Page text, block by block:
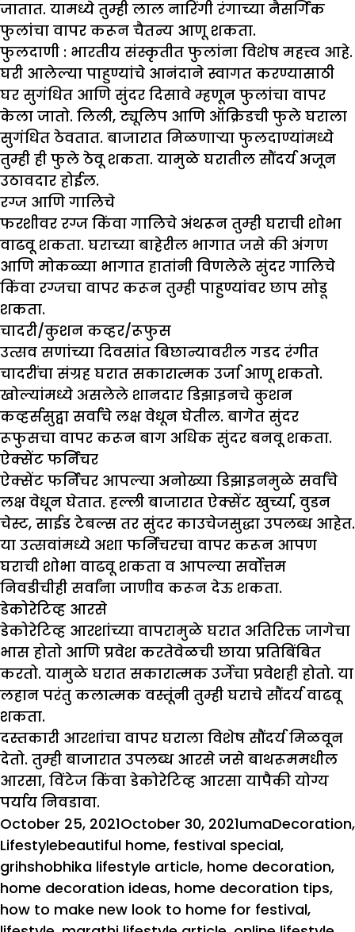
जातात. यामध्ये तुम्ही लाल नारिंगी रंगाच्या नैसर्गिक
फुलांचा वापर करून चैतन्य आणू शकता.
फुलदाणी : भारतीय संस्कृतीत फुलांना विशेष महत्त्व आहे.
घरी आलेल्या पाहुण्यांचे आनंदाने स्वागत करण्यासाठी
घर सुगंधित आणि सुंदर दिसावे म्हणून फुलांचा वापर
केला जातो. लिली, ट्यूलिप आणि ऑक्रिडची फुले घराला
सुगंधित ठेवतात. बाजारात मिळणाऱ्या फुलदाण्यांमध्ये
तुम्ही ही फुले ठेवू शकता. यामुळे घरातील सौंदर्य अजून
उठावदार होईल.
रग्ज आणि गालिचे
फरशीवर रग्ज किंवा गालिचे अंथरून तुम्ही घराची शोभा
वाढवू शकता. घराच्या बाहेरील भागात जसे की अंगण
आणि मोकळ्या भागात हातांनी विणलेले सुंदर गालिचे
किंवा रग्जचा वापर करून तुम्ही पाहुण्यांवर छाप सोडू
शकता.
चादरी/कुशन कव्हर/रूफुस
उत्सव सणांच्या दिवसांत बिछान्यावरील गडद रंगीत
चादरींचा संग्रह घरात सकारात्मक उर्जा आणू शकतो.
खोल्यांमध्ये असलेले शानदार डिझाइनचे कुशन
कव्हर्ससुद्वा सर्वांचे लक्ष वेधून घेतील. बागेत सुंदर
रूफुसचा वापर करून बाग अधिक सुंदर बनवू शकता.
ऐक्सेंट फर्निचर
ऐक्सेंट फर्निचर आपल्या अनोख्या डिझाइनमुळे सर्वांचे
लक्ष वेधून घेतात. हल्ली बाजारात ऐक्सेंट खुर्च्या, वुडन
चेस्ट, साईड टेबल्स तर सुंदर काउचेजसुद्धा उपलब्ध आहेत.
या उत्सवांमध्ये अशा फर्निचरचा वापर करून आपण
घराची शोभा वाढवू शकता व आपल्या सर्वोत्तम
निवडीचीही सर्वांना जाणीव करून देऊ शकता.
डेकोरेटिव्ह आरसे
डेकोरेटिव्ह आरशांच्या वापरामुळे घरात अतिरिक्त जागेचा
भास होतो आणि प्रवेश करतेवेळची छाया प्रतिबिंबित
करतो. यामुळे घरात सकारात्मक उर्जेचा प्रवेशही होतो. या
लहान परंतु कलात्मक वस्तूंनी तुम्ही घराचे सौंदर्य वाढवू
शकता.
दस्तकारी आरशांचा वापर घराला विशेष सौंदर्य मिळवून
देतो. तुम्ही बाजारात उपलब्ध आरसे जसे बाथरूममधील
आरसा, विंटेज किंवा डेकोरेटिव्ह आरसा यापैकी योग्य
पर्याय निवडावा.
Posted
on
October 25, 2021October 30, 2021Author
umaCategories
Decoration,
LifestyleTags
beautiful home, festival special,
grihshobhika lifestyle article, home decoration,
home decoration ideas, home decoration tips,
how to make new look to home for festival,